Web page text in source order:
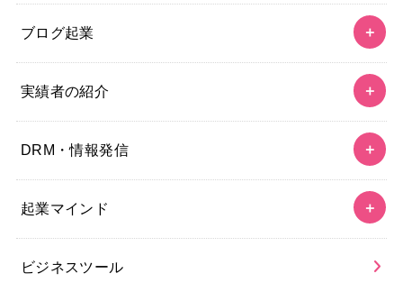
ブログ起業
実績者の紹介
DRM・情報発信
起業マインド
ビジネスツール